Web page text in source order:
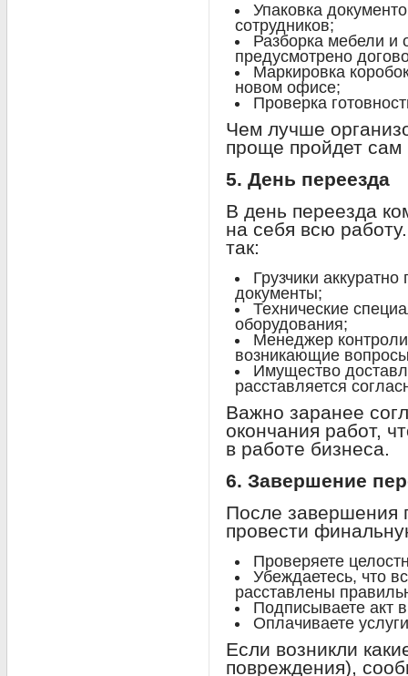
Упаковка
сотрудников;
Разборка мебели и
предусмотрено
Маркировка
новом офисе;
Проверка
Чем лучше
проще пройдет сам
5. День переезда
В день переезда
на себя всю
так:
Грузчики
документы;
Технические
оборудования;
Менеджер
возникающие
Имущество
расставляется
Важно заранее
окончания работ,
в работе бизнеса.
6. Завершение
После завершения
провести
Проверяете
Убеждаетесь, что
расставлены
Подписываете акт
Оплачиваете
Если возникли
повреждения),